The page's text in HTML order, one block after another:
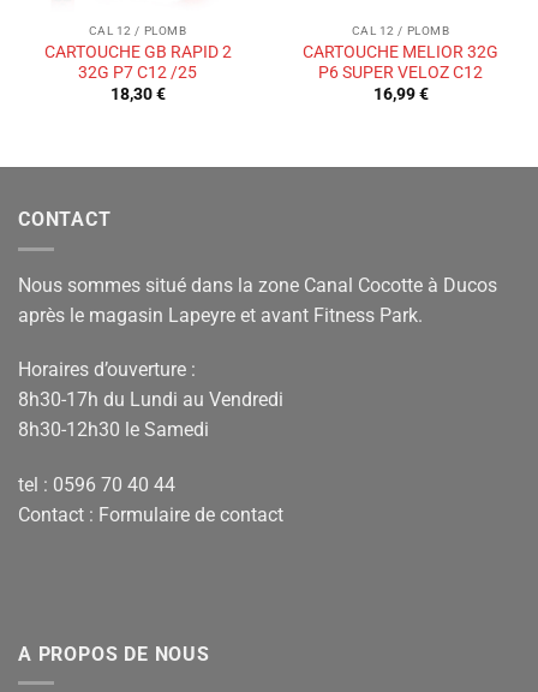
CAL 12 / PLOMB
CARTOUCHE GB RAPID 2
32G P7 C12 /25
18,30€
CAL 12 / PLOMB
CARTOUCHE MELIOR 32G
P6 SUPER VELOZ C12
16,99€
CONTACT
Nous sommes situé dans la zone Canal Cocotte à Ducos
après le magasin Lapeyre et avant Fitness Park.
Horaires d’ouverture :
8h30-17h du Lundi au Vendredi
8h30-12h30 le Samedi
tel : 0596 70 40 44
Contact : Formulaire de contact
A PROPOS DE NOUS